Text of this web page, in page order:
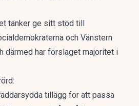
tänker ge sitt stöd till
och Vänstern
därmed har förslaget majoritet i
tillägg för att passa